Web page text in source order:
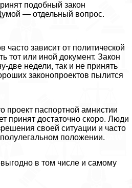
подобный закон
— отдельный вопрос.
часто зависит от политической
тот или иной документ. Закон
две недели, так и не принять
законопроектов пылится
проект паспортной амнистии
принят достаточно скоро. Люди
своей ситуации и часто
положении.
в том числе и самому